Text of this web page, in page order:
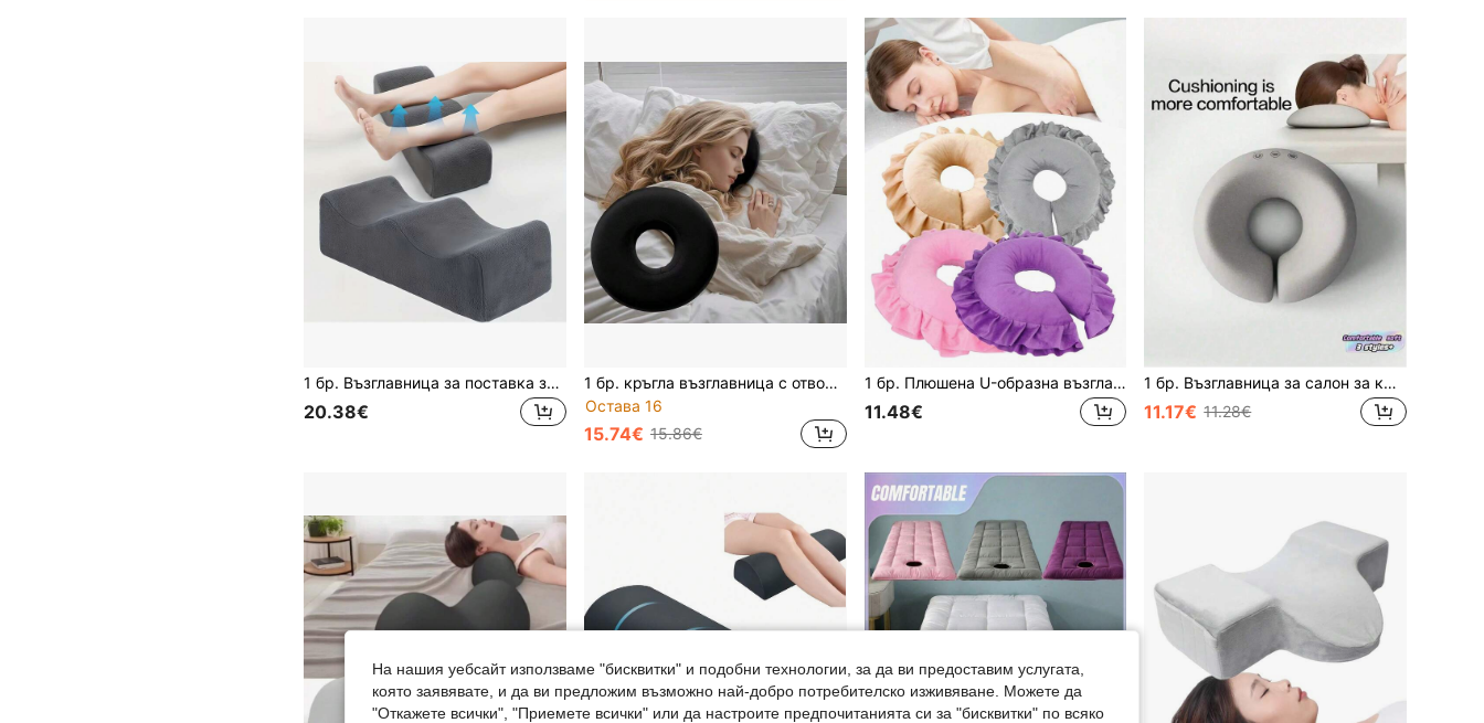
1 бр. Възглавница за поставка за крака, Многофункционална, Бавно отскачаща, Удобна възглавница за крака за сън, Подходяща за легло, диван, офис стол, фотьойл, домашна релаксация за повдигане на краката, Неплъзгаща се основа с 2 регулируеми презрамки
20.38€
1 бр. кръгла възглавница с отвор за ухо, налична в много цветове черно/сиво/синьо/бяло, пълнена с премиум полиуретан – възглавница тип поничка с отвор за ухо, защитна възглавница за ухо, възглавница за глава, поддържаща възглавница, възглавница за лице, O-образна възглавница за страничен сън – подходяща за хора, спящи настрани, и любители на дрямката – за офис и дома
Остава 16
15.74€ 15.86€
1 бр. Плюшена U-образна възглавница за салон за красота, масажна възглавница за лице, сваляща се и може да се пере
11.48€
1 бр. Възглавница за салон за красота, специална възглавница за масаж, U-образна възглавница, възглавница за лице от мемори пяна, контурна възглавница за лице, ергономична възглавница за врата и лицето, закопчаване с цип, само за химическо чистене, многофункционална за дома, спа центъра и офиса | Контурен дизайн | Яке от мек плат
11.17€ 11.28€
На нашия уебсайт използваме "бисквитки" и подобни технологии, за да ви предоставим услугата,
която заявявате, и да ви предложим възможно най-добро потребителско изживяване. Можете да
"Откажете всички", "Приемете всички" или да настроите предпочитанията си за "бисквитки" по всяко